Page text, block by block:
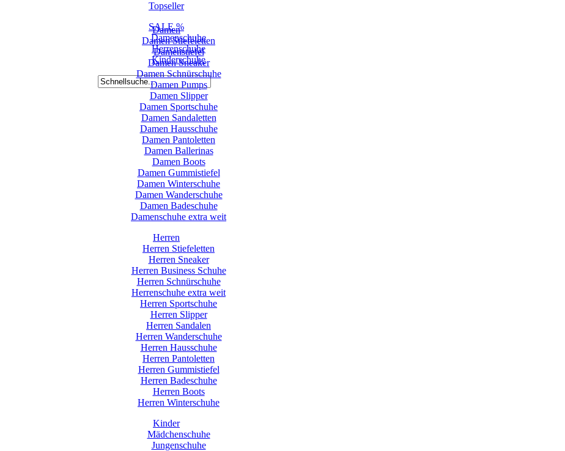
Topseller
SALE %
Damenschuhe
Herrenschuhe
Kinderschuhe
Damen
Damen Stiefeletten
Damenstiefel
Damen Sneaker
Damen Schnürschuhe
Damen Pumps
Damen Slipper
Damen Sportschuhe
Damen Sandaletten
Damen Hausschuhe
Damen Pantoletten
Damen Ballerinas
Damen Boots
Damen Gummistiefel
Damen Winterschuhe
Damen Wanderschuhe
Damen Badeschuhe
Damenschuhe extra weit
Herren
Herren Stiefeletten
Herren Sneaker
Herren Business Schuhe
Herren Schnürschuhe
Herrenschuhe extra weit
Herren Sportschuhe
Herren Slipper
Herren Sandalen
Herren Wanderschuhe
Herren Hausschuhe
Herren Pantoletten
Herren Gummistiefel
Herren Badeschuhe
Herren Boots
Herren Winterschuhe
Kinder
Mädchenschuhe
Jungenschuhe